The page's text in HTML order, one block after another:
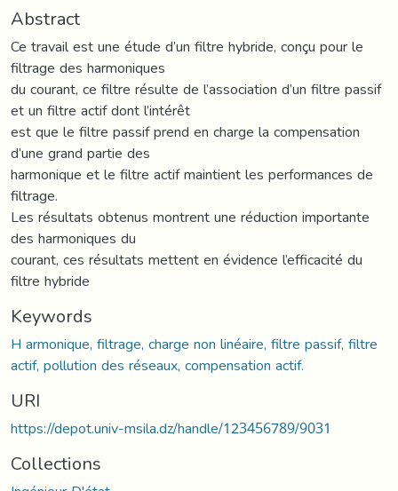
Abstract
Ce travail est une étude d’un filtre hybride, conçu pour le
filtrage des harmoniques
du courant, ce filtre résulte de l’association d’un filtre passif
et un filtre actif dont l’intérêt
est que le filtre passif prend en charge la compensation
d’une grand partie des
harmonique et le filtre actif maintient les performances de
filtrage.
Les résultats obtenus montrent une réduction importante
des harmoniques du
courant, ces résultats mettent en évidence l’efficacité du
filtre hybride
Keywords
H armonique, filtrage, charge non linéaire, filtre passif, filtre
actif, pollution des réseaux, compensation actif.
URI
https://depot.univ-msila.dz/handle/123456789/9031
Collections